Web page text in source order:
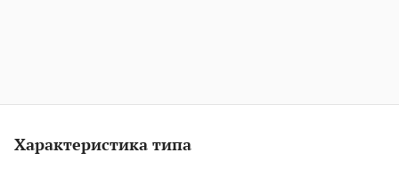
Характеристика типа